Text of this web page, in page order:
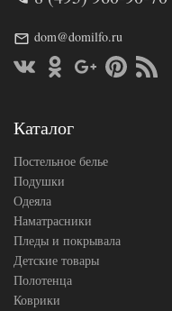
Размер
простыни
140х200
резинке)
dom@domilfo.ru
Каталог
Постельное белье
Подушки
Одеяла
Наматрасники
Пледы и покрывала
Детские товары
Полотенца
Коврики